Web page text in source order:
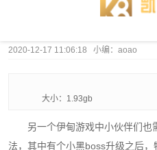
2020-12-17 11:06:18 小编：aoao
大小：1.93gb
另一个伊甸游戏中小伙伴们
法，其中有个小黑boss升级之后